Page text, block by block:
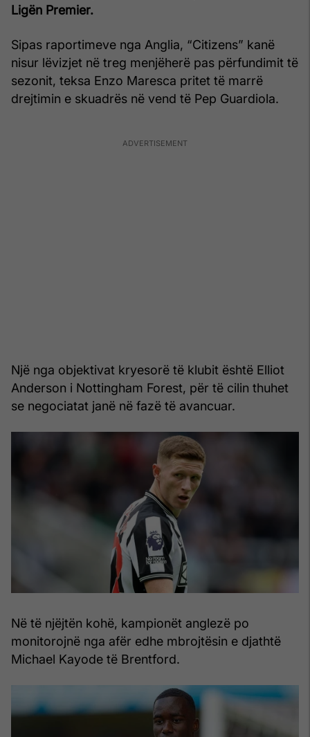
Ligën Premier.
Sipas raportimeve nga Anglia, “Citizens” kanë
nisur lëvizjet në treg menjëherë pas përfundimit të
sezonit, teksa Enzo Maresca pritet të marrë
drejtimin e skuadrës në vend të Pep Guardiola.
Një nga objektivat kryesorë të klubit është Elliot
Anderson i Nottingham Forest, për të cilin thuhet
se negociatat janë në fazë të avancuar.
Në të njëjtën kohë, kampionët anglezë po
monitorojnë nga afër edhe mbrojtësin e djathtë
Michael Kayode të Brentford.